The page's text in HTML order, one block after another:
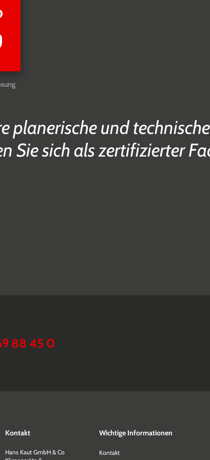
planerische und
Sie sich als zertifizierter
88 45 0
Kontakt
Hans Kaut GmbH & Co
Wichtige Informationen
Kontakt